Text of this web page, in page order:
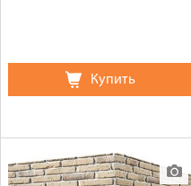
Купить